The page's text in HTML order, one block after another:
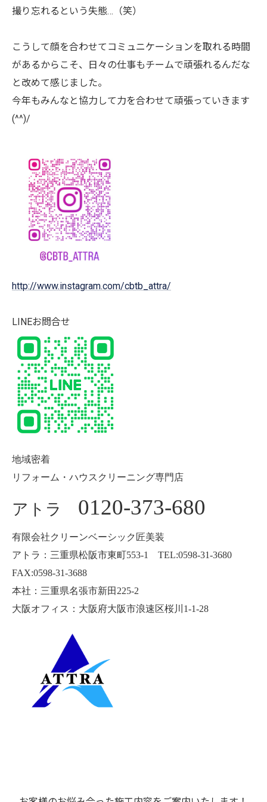
撮り忘れるという失態…（笑）
こうして顔を合わせてコミュニケーションを取れる時間
があるからこそ、日々の仕事もチームで頑張れるんだな
と改めて感じました。
今年もみんなと協力して力を合わせて頑張っていきます
(^^)/
http://www.instagram.com/cbtb_attra/
LINEお問合せ
地域密着
リフォーム・ハウスクリーニング専門店
アトラ 0120-373-680
有限会社クリーンベーシック匠美装
アトラ：三重県松阪市東町553-1 TEL:0598-31-3680
FAX:0598-31-3688
本社：三重県名張市新田225-2
大阪オフィス：大阪府大阪市浪速区桜川1-1-28